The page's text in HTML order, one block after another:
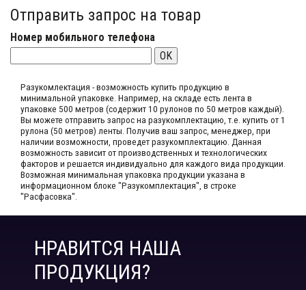
Отправить запрос на товар
Номер мобильного телефона
OK
Разукомлектация - возможность купить продукцию в
минимальной упаковке. Например, на складе​ есть лента в
упаковке 500 метров (содержит 10 рулонов по 50 метров каждый).​
Вы можете отправить запрос на разукомплектацию, т.е. купить от 1
рулона (50 метров) ленты. Получив ваш запрос,​ менеджер, при
наличии возможности, проведет разукомплектацию. Данная
возможность зависит от производственных​ и технологических
факторов и решается индивидуально для каждого вида продукции.​
Возможная минимальная упаковка продукции указана в
информационном блоке "Разукомплектация", в строке
"Расфасовка".
НРАВИТСЯ НАША
ПРОДУКЦИЯ?